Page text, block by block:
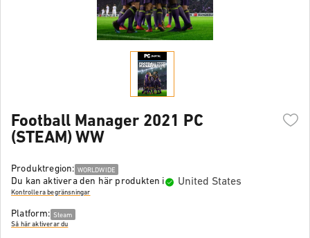
Football Manager 2021 PC
(STEAM) WW
Produktregion: WORLDWIDE
Du kan aktivera den här produkten i United States
Kontrollera begränsningar
Platform: Steam
Så här aktiverar du